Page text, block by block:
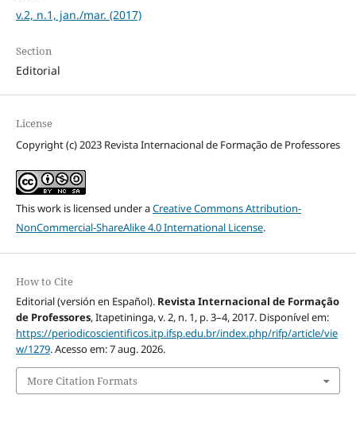
v.2, n.1, jan./mar. (2017)
Section
Editorial
License
Copyright (c) 2023 Revista Internacional de Formação de Professores
This work is licensed under aCreative Commons Attribution-
NonCommercial-ShareAlike 4.0 International License.
How to Cite
Editorial (versión en Español). Revista Internacional de Formação
de Professores, Itapetininga, v. 2, n. 1, p. 3–4, 2017. Disponível em:
https://periodicoscientificos.itp.ifsp.edu.br/index.php/rifp/article/vie
w/1279. Acesso em: 7 aug. 2026.
More Citation Formats